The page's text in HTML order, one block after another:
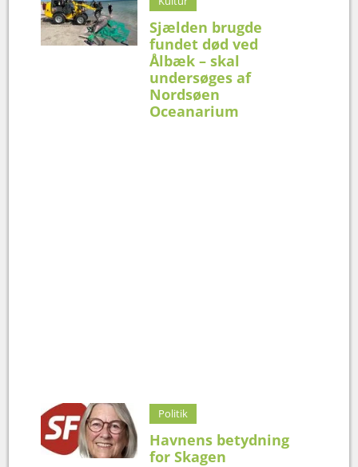
Sjælden brugde
fundet død ved
Ålbæk – skal
undersøges af
Nordsøen
Oceanarium
Politik
Havnens betydning
for Skagen